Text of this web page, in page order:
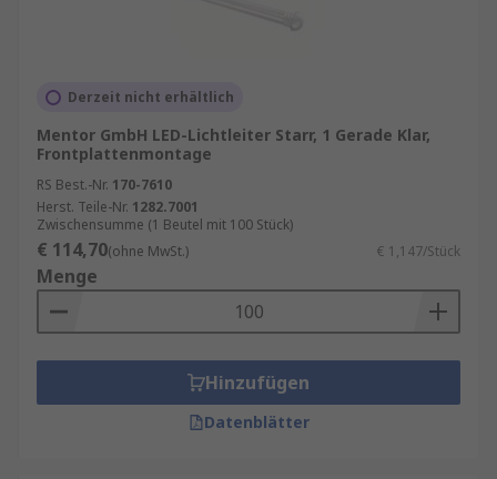
Derzeit nicht erhältlich
Mentor GmbH LED-Lichtleiter Starr, 1 Gerade Klar,
Frontplattenmontage
RS Best.-Nr. 170-7610
Herst. Teile-Nr. 1282.7001
Zwischensumme (1 Beutel mit 100 Stück)
€ 114,70(ohne MwSt.) € 1,147/Stück
Menge
Hinzufügen
Datenblätter